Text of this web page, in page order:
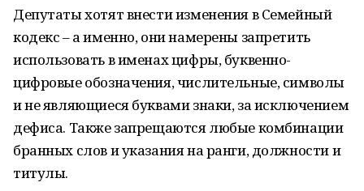
Депутаты хотят внести изменения в Семейный
кодекс – а именно, они намерены запретить
использовать в именах цифры, буквенно-
цифровые обозначения, числительные, символы
и не являющиеся буквами знаки, за исключением
дефиса. Также запрещаются любые комбинации
бранных слов и указания на ранги, должности и
титулы.